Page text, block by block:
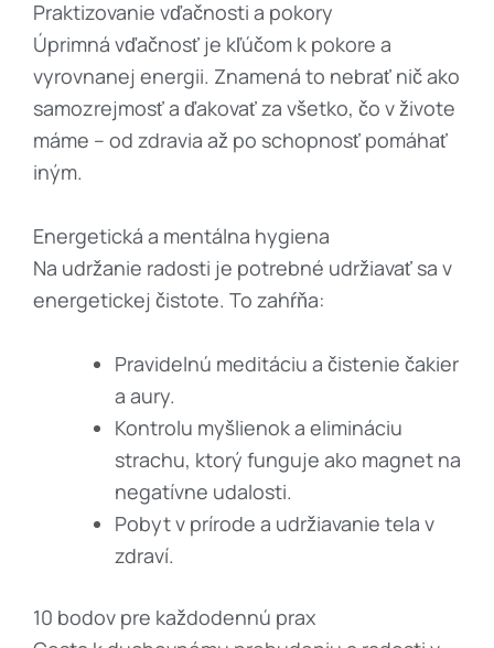
Praktizovanie vďačnosti a pokory
Úprimná vďačnosť je kľúčom k pokore a
vyrovnanej energii. Znamená to nebrať nič ako
samozrejmosť a ďakovať za všetko, čo v živote
máme – od zdravia až po schopnosť pomáhať
iným.
Energetická a mentálna hygiena
Na udržanie radosti je potrebné udržiavať sa v
energetickej čistote. To zahŕňa:
Pravidelnú meditáciu a čistenie čakier
a aury.
Kontrolu myšlienok a elimináciu
strachu, ktorý funguje ako magnet na
negatívne udalosti.
Pobyt v prírode a udržiavanie tela v
zdraví.
10 bodov pre každodennú prax